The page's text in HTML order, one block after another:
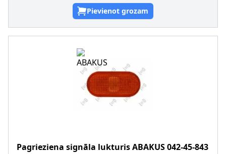
Pievienot grozam
Pagrieziena signāla lukturisABAKUS042-45-843